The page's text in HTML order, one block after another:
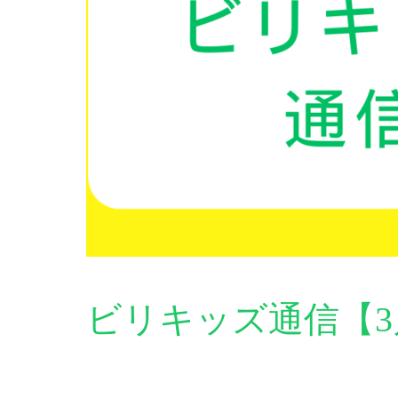
ビリキッズ通信【